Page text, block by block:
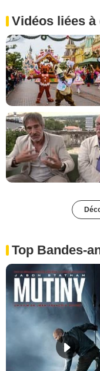
Vidéos liées
Top Bandes-